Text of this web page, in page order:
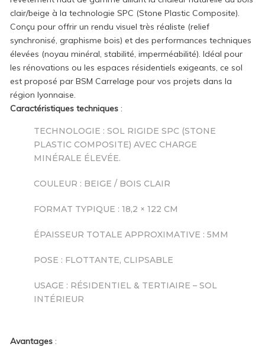
clair/beige à la technologie SPC (Stone Plastic Composite).
Conçu pour offrir un rendu visuel très réaliste (relief
synchronisé, graphisme bois) et des performances techniques
élevées (noyau minéral, stabilité, imperméabilité). Idéal pour
les rénovations ou les espaces résidentiels exigeants, ce sol
est proposé par BSM Carrelage pour vos projets dans la
région lyonnaise.
Caractéristiques techniques :
TECHNOLOGIE : SOL RIGIDE SPC (STONE
PLASTIC COMPOSITE) AVEC CHARGE
MINÉRALE ÉLEVÉE.
COULEUR : BEIGE / BOIS CLAIR
FORMAT TYPIQUE : 18,2 × 122 CM
ÉPAISSEUR TOTALE APPROXIMATIVE : 5MM
POSE : FLOTTANTE, CLIPSABLE
USAGE : RÉSIDENTIEL & TERTIAIRE – SOL
INTÉRIEUR
Avantages :